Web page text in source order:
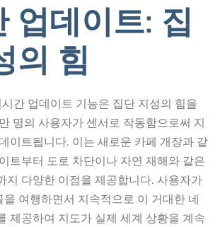
업데이트: 집
의 힘
간 업데이트 기능은 집단 지성의 힘을
명의 사용자가 센서로 작동함으로써 지
이트됩니다. 이는 새로운 카페 개장과 같
트부터 도로 차단이나 자연 재해와 같은
지 다양한 이점을 제공합니다. 사용자가
을 여행하면서 지속적으로 이 거대한 네
제공하여 지도가 실제 세계 상황을 계속